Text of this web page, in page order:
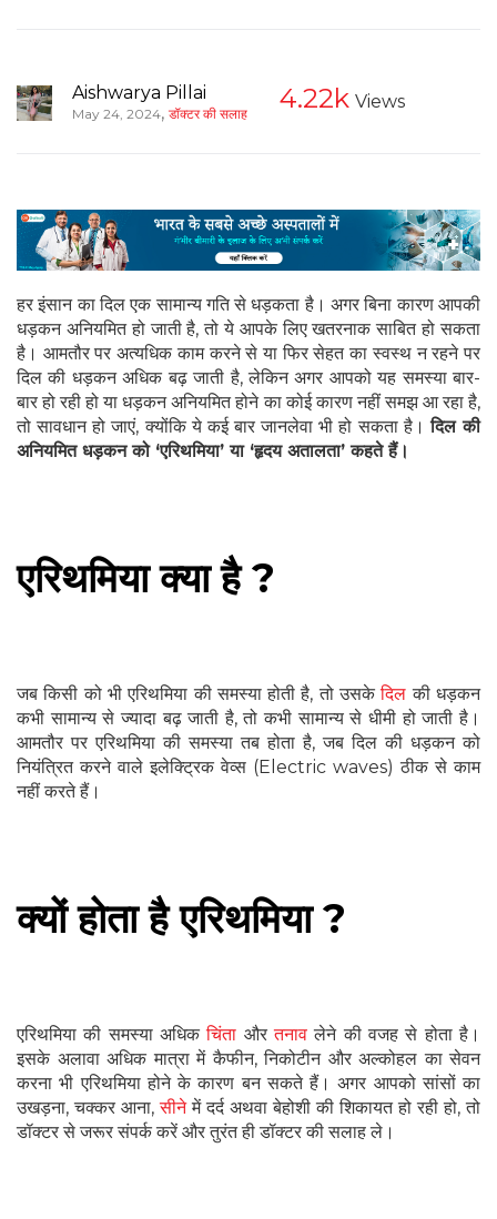
Aishwarya Pillai
May 24, 2024, डॉक्टर की सलाह 4.22k Views
हर इंसान का दिल एक सामान्य गति से धड़कता है। अगर बिना कारण आपकी
धड़कन अनियमित हो जाती है, तो ये आपके लिए खतरनाक साबित हो सकता
है। आमतौर पर अत्यधिक काम करने से या फिर सेहत का स्वस्थ न रहने पर
दिल की धड़कन अधिक बढ़ जाती है, लेकिन अगर आपको यह समस्या बार-
बार हो रही हो या धड़कन अनियमित होने का कोई कारण नहीं समझ आ रहा है,
तो सावधान हो जाएं, क्योंकि ये कई बार जानलेवा भी हो सकता है।दिल की
अनियमित धड़कन को ‘एरिथमिया’ या ‘हृदय अतालता’ कहते हैं।
एरिथमियाक्या है ?
जब किसी को भी एरिथमिया की समस्या होती है, तो उसकेदिल की धड़कन
कभी सामान्य से ज्यादा बढ़ जाती है, तो कभी सामान्य से धीमी हो जाती है।
आमतौर पर एरिथमिया की समस्या तब होता है, जब दिल की धड़कन को
नियंत्रित करने वाले इलेक्ट्रिक वेव्स (Electric waves) ठीक से काम
नहीं करते हैं।
क्यों होता है एरिथमिया ?
एरिथमिया की समस्या अधिकचिंता औरतनाव लेने की वजह से होता है।
इसके अलावा अधिक मात्रा में कैफीन, निकोटीन और अल्‍कोहल का सेवन
करना भी एरिथमिया होने के कारण बन सकते हैं। अगर आपको सांसों का
उखड़ना, चक्‍कर आना,सीनेमें दर्द अथवा बेहोशी की शिकायत हो रही हो, तो
डॉक्‍टर से जरूर संपर्क करें और तुरंत ही डॉक्टर की सलाह ले।